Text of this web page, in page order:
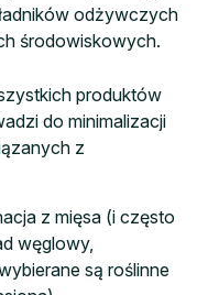
odżywczych
środowiskowych.
produktów
do minimalizacji
z
z mięsa (i często
węglowy,
są roślinne